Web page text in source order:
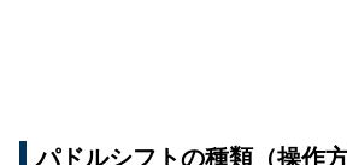
パドルシフトの種類（操作方